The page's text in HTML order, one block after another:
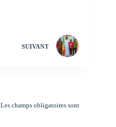
SUIVANT
Les champs obligatoires sont